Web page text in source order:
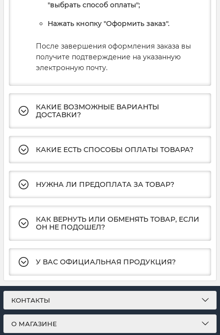
"выбрать способ оплаты";
Нажать кнопку "Оформить заказ".
После завершения оформления заказа вы
получите подтверждение на указанную
электронную почту.
КАКИЕ ВОЗМОЖНЫЕ ВАРИАНТЫ
ДОСТАВКИ?
КАКИЕ ЕСТЬ СПОСОБЫ ОПЛАТЫ ТОВАРА?
НУЖНА ЛИ ПРЕДОПЛАТА ЗА ТОВАР?
КАК ВЕРНУТЬ ИЛИ ОБМЕНЯТЬ ТОВАР, ЕСЛИ
ОН НЕ ПОДОШЕЛ?
У ВАС ОФИЦИАЛЬНАЯ ПРОДУКЦИЯ?
КОНТАКТЫ
О МАГАЗИНЕ